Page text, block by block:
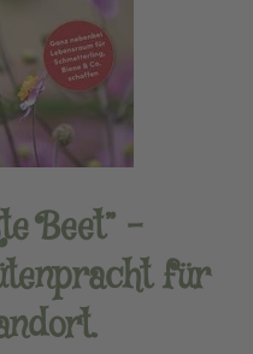
Beet” –
für